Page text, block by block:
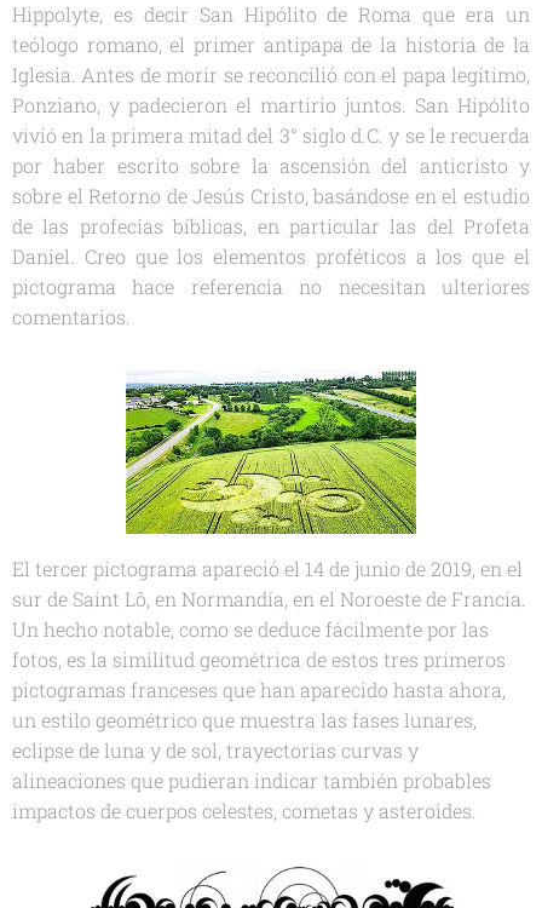
Hippolyte, es decir San Hipólito de Roma que era un
teólogo romano, el primer antipapa de la historia de la
Iglesia. Antes de morir se reconcilió con el papa legítimo,
Ponziano, y padecieron el martirio juntos. San Hipólito
vivió en la primera mitad del 3° siglo d.C. y se le recuerda
por haber escrito sobre la ascensión del anticristo y
sobre el Retorno de Jesús Cristo, basándose en el estudio
de las profecías bíblicas, en particular las del Profeta
Daniel. Creo que los elementos proféticos a los que el
pictograma hace referencia no necesitan ulteriores
comentarios.
El tercer pictograma apareció el 14 de junio de 2019, en el
sur de Saint Lô, en Normandía, en el Noroeste de Francia.
Un hecho notable, como se deduce fácilmente por las
fotos, es la similitud geométrica de estos tres primeros
pictogramas franceses que han aparecido hasta ahora,
un estilo geométrico que muestra las fases lunares,
eclipse de luna y de sol, trayectorias curvas y
alineaciones que pudieran indicar también probables
impactos de cuerpos celestes, cometas y asteroides.